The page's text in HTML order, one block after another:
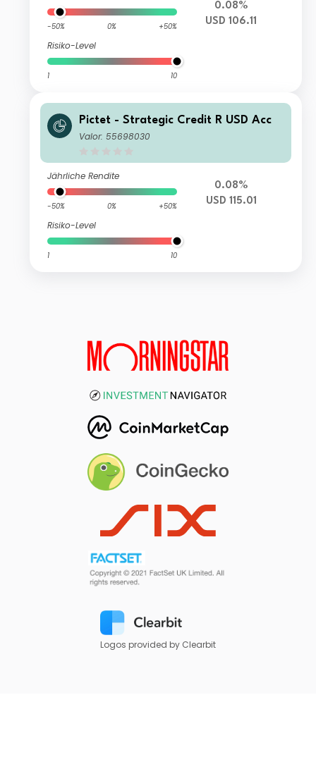
-50% 0% +50%
Risiko-Level
1 10
0.08%
USD 106.11
Pictet - Strategic Credit R USD Acc
Valor: 55698030
Jährliche Rendite
-50% 0% +50%
Risiko-Level
1 10
0.08%
USD 115.01
Logos provided by Clearbit